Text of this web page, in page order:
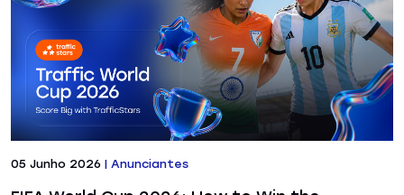
05 Junho 2026 | Anunciantes